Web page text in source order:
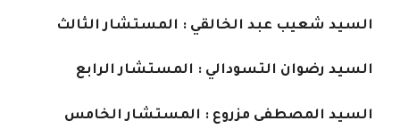
السيد شعيب عبد الخالقي : المستشار الثالث
السيد رضوان التسودالي : المستشار الرابع
السيد المصطفى مزروع : المستشار الخامس